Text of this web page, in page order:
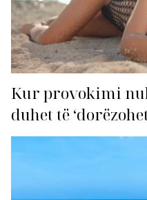
Kur provokimi
duhet të